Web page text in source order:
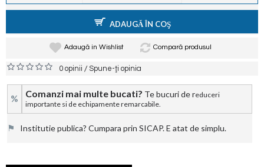
ADAUGĂ ÎN COŞ
Adaugă in Wishlist Compară produsul
0 opinii /Spune-ţi opinia
% Comanzi mai multe bucati? Te bucuri de reduceri
importante si de echipamente remarcabile.
⚑ Institutie publica? Cumpara prin SICAP. E atat de simplu.